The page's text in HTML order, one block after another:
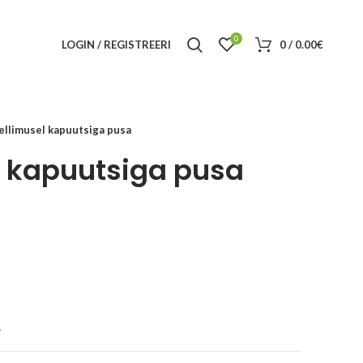
LOGIN / REGISTREERI 0 0/ 0.00€
kapuutsiga pusa
kapuutsiga pusa